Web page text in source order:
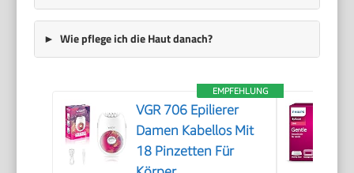
Wie pflege ich die Haut danach?
EMPFEHLUNG
VGR 706 Epilierer
Damen Kabellos Mit
18 Pinzetten Für